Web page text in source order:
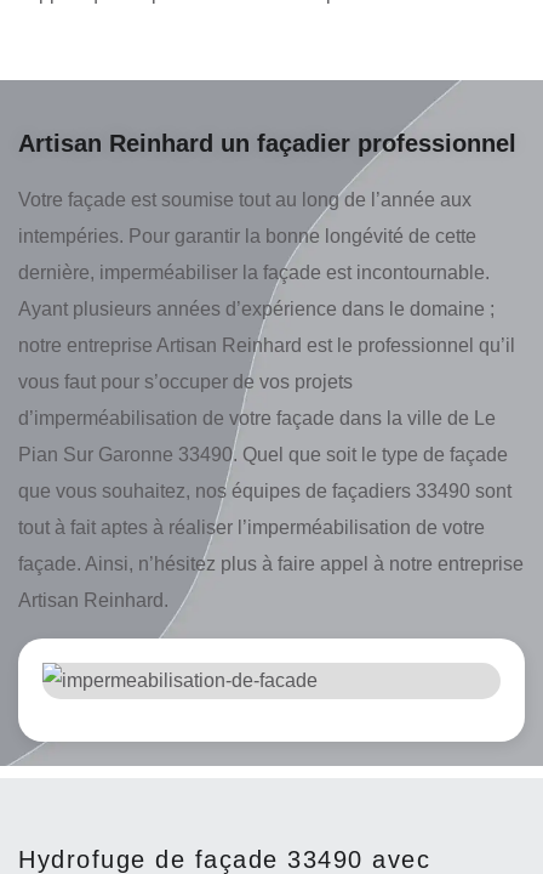
Artisan Reinhard un façadier professionnel
Votre façade est soumise tout au long de l’année aux
intempéries. Pour garantir la bonne longévité de cette
dernière, imperméabiliser la façade est incontournable.
Ayant plusieurs années d’expérience dans le domaine ;
notre entreprise Artisan Reinhard est le professionnel qu’il
vous faut pour s’occuper de vos projets
d’imperméabilisation de votre façade dans la ville de Le
Pian Sur Garonne 33490. Quel que soit le type de façade
que vous souhaitez, nos équipes de façadiers 33490 sont
tout à fait aptes à réaliser l’imperméabilisation de votre
façade. Ainsi, n’hésitez plus à faire appel à notre entreprise
Artisan Reinhard.
Hydrofuge de façade 33490 avec